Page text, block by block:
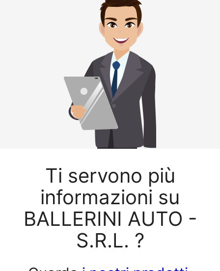
Ti servono più
informazioni su
BALLERINI AUTO -
S.R.L. ?